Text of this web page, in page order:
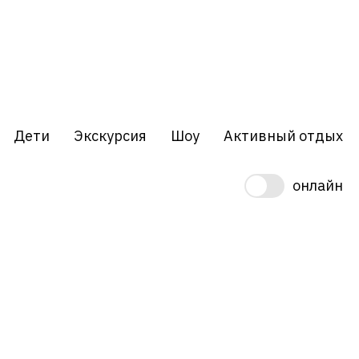
Дети Экскурсия Шоу Активный отдых
онлайн